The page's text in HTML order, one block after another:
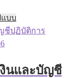
แบบ
นและบัญชี